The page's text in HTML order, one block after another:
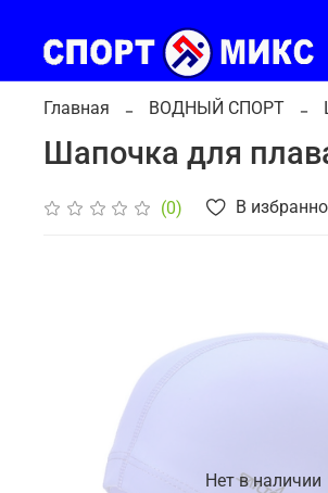
Главная ВОДНЫЙ СПОРТ
Шапочка для
(0) В
Нет в наличии